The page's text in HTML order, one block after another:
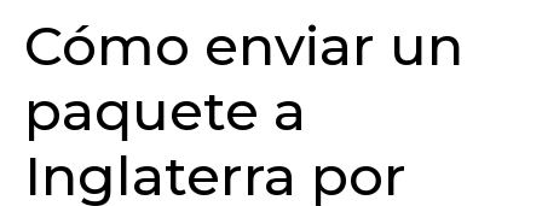
Cómo enviar un
paquete a
Inglaterra por